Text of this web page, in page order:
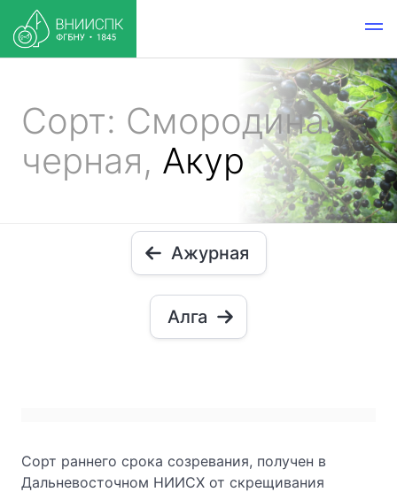
Сорт: Смородина
черная, Акур
Ажурная
Алга
Сорт раннего срока созревания, получен в
Дальневосточном НИИСХ от скрещивания